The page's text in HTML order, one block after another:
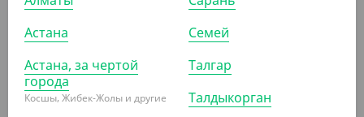
-9%
2 992.50₸ 3 300
Астана
Астана, за чертой
города
Косшы, Жибек-Жолы и другие
Семей
Талгар
Талдыкорган